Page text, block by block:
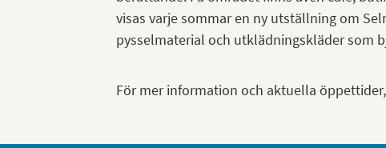
visas varje sommar en ny utställning om
pysselmaterial och utklädningskläder som
För mer information och aktuella